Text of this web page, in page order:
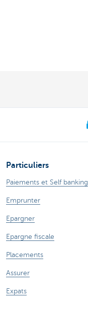
Particuliers
Paiements et Self banking
Emprunter
Epargner
Epargne fiscale
Placements
Assurer
Expats